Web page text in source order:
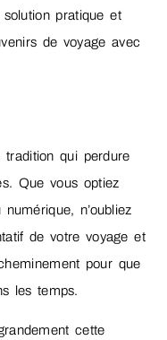
pratique et
de voyage avec
tradition qui perdure
Que vous optiez
n’oubliez
de votre voyage et
pour que
les temps.
cette